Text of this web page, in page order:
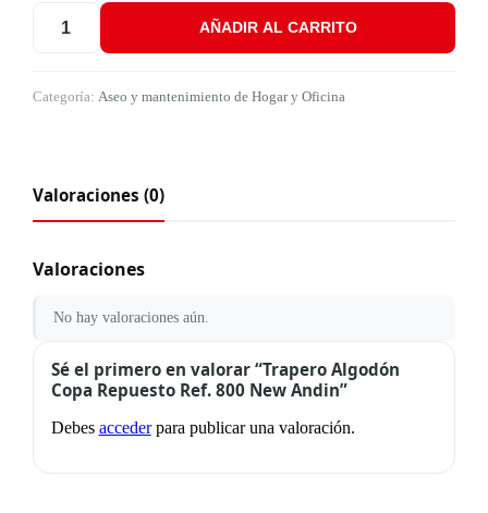
Trapero Algodón Copa Repuesto Ref. 800 New Andin cantidad
AÑADIR AL CARRITO
Categoría: Aseo y mantenimiento de Hogar y Oficina
Valoraciones (0)
Valoraciones
No hay valoraciones aún.
Sé el primero en valorar “Trapero Algodón
Copa Repuesto Ref. 800 New Andin”
Debes accederpara publicar una valoración.